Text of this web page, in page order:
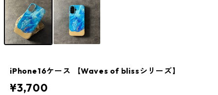
iPhone16ケース 【Waves of blissシリーズ】
¥3,700